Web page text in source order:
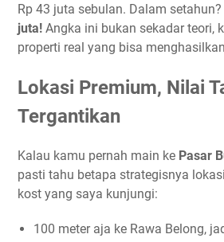
Rp 43 juta sebulan. Dalam
juta! Angka ini bukan sekadar teori,
properti real yang bisa
Lokasi Premium, Nilai
Tergantikan
Kalau kamu pernah main ke Pasar
pasti tahu betapa strategisnya
kost yang saya kunjungi:
100 meter aja ke Rawa Belong,